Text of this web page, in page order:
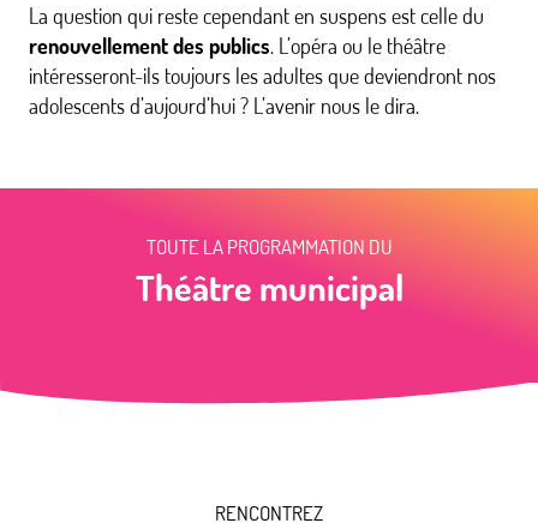
La question qui reste cependant en suspens est celle du
renouvellement des publics. L’opéra ou le théâtre
intéresseront-ils toujours les adultes que deviendront nos
adolescents d’aujourd’hui ? L’avenir nous le dira.
TOUTE LA PROGRAMMATION DU
Théâtre municipal
RENCONTREZ